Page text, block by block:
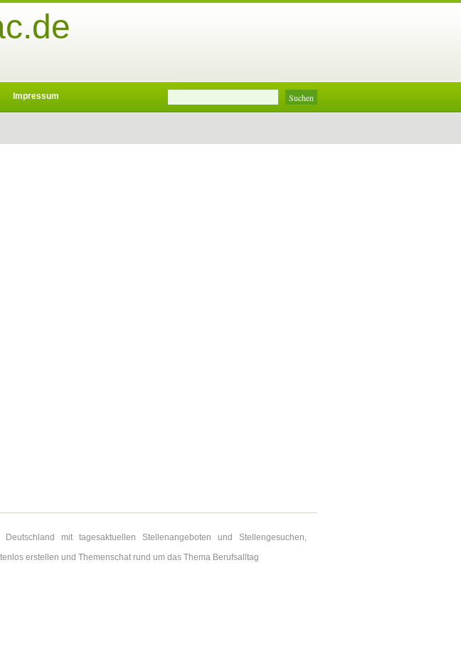
Impressum
mit tagesaktuellen Stellenangeboten und Stellengesuchen,
erstellen und Themenschat rund um das Thema Berufsalltag